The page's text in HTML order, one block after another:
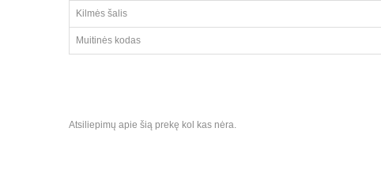
Kilmės šalis
Muitinės kodas
Atsiliepimų apie šią prekę kol kas nėra.